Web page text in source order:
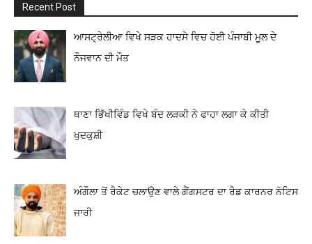
Recent Post
ਆਸਟ੍ਰੇਲੀਆ ਵਿਖੇ ਸੜਕ ਹਾਦਸੇ ਵਿਚ ਹੋਈ ਪੰਜਾਬੀ ਮੂਲ ਦੇ
ਨੌਜਵਾਨ ਦੀ ਮੌਤ
ਥਾਣਾ ਭਿੱਖੀਵਿੰਡ ਵਿਖੇ ਬੰਦ ਲੜਕੀ ਨੇ ਫਾਹਾ ਲਗਾ ਕੇ ਕੀਤੀ
ਖੁਦਕੁਸ਼ੀ
ਅੰਗੌਲਾ ਤੋਂ ਰੈਕੇਟ ਚਲਾਉਣ ਵਾਲੇ ਗੈਂਗਸਟਰ ਦਾ ਰੈਡ ਕਾਰਨਰ ਨੋਟਿਸ
ਜਾਰੀ